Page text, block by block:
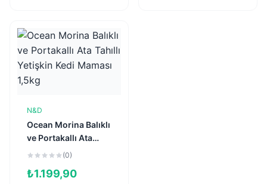
N&D
Ocean Morina Balıklı
ve Portakallı Ata
Tahıllı Yetişkin Kedi
(0)
₺1.199,90